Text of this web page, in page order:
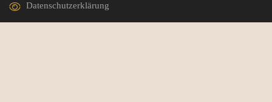
Datenschutzerklärung